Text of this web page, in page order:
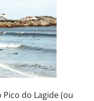
do Lagide (ou